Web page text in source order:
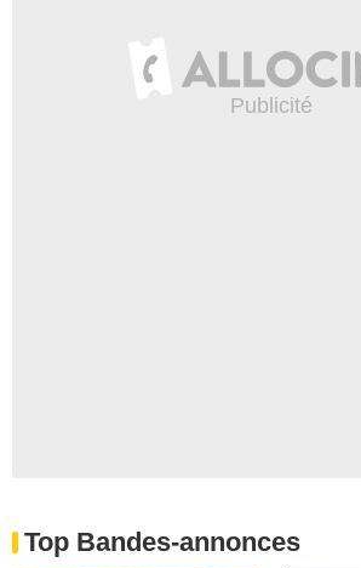
Top Bandes-annonces